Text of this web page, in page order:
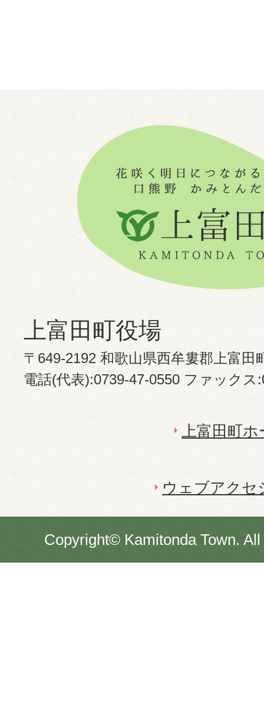
上富田町役場
〒649-2192 和歌山県西牟婁郡上富田
電話(代表):0739-47-0550 ファックス
上富田町
ウェブアクセ
Copyright© Kamitonda Town.